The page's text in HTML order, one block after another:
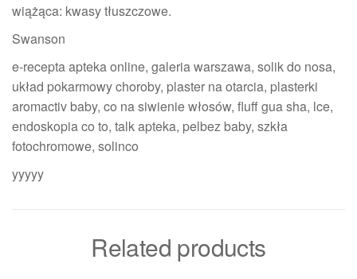
wiążąca: kwasy tłuszczowe.
Swanson
e-recepta apteka online, galeria warszawa, solik do nosa,
układ pokarmowy choroby, plaster na otarcia, plasterki
aromactiv baby, co na siwienie włosów, fluff gua sha, lce,
endoskopia co to, talk apteka, pelbez baby, szkła
fotochromowe, solinco
yyyyy
Related products